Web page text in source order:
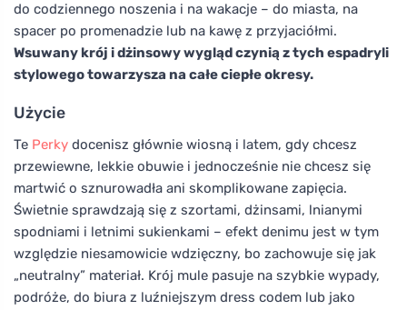
do codziennego noszenia i na wakacje – do miasta, na
spacer po promenadzie lub na kawę z przyjaciółmi.
Wsuwany krój i dżinsowy wygląd czynią z tych espadryli
stylowego towarzysza na całe ciepłe okresy.
Użycie
Te Perky docenisz głównie wiosną i latem, gdy chcesz
przewiewne, lekkie obuwie i jednocześnie nie chcesz się
martwić o sznurowadła ani skomplikowane zapięcia.
Świetnie sprawdzają się z szortami, dżinsami, lnianymi
spodniami i letnimi sukienkami – efekt denimu jest w tym
względzie niesamowicie wdzięczny, bo zachowuje się jak
„neutralny” materiał. Krój mule pasuje na szybkie wypady,
podróże, do biura z luźniejszym dress codem lub jako